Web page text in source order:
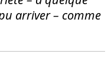
arriver – comme